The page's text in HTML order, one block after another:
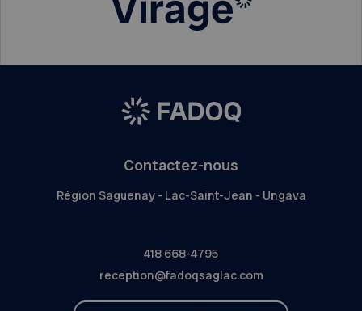
Contactez-nous
Région Saguenay - Lac-Saint-Jean - Ungava
418 668-4795
reception@fadoqsaglac.com